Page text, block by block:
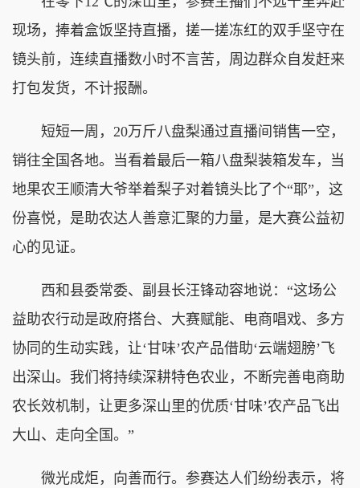
现场，捧着盒饭坚持直播，搓一搓冻红的双手坚守在
镜头前，连续直播数小时不言苦，周边群众自发赶来
打包发货，不计报酬。
短短一周，20万斤八盘梨通过直播间销售一空，
销往全国各地。当看着最后一箱八盘梨装箱发车，当
地果农王顺清大爷举着梨子对着镜头比了个“耶”，这
份喜悦，是助农达人善意汇聚的力量，是大赛公益初
心的见证。
西和县委常委、副县长汪锋动容地说：“这场公
益助农行动是政府搭台、大赛赋能、电商唱戏、多方
协同的生动实践，让‘甘味’农产品借助‘云端翅膀’飞
出深山。我们将持续深耕特色农业，不断完善电商助
农长效机制，让更多深山里的优质‘甘味’农产品飞出
大山、走向全国。”
微光成炬，向善而行。参赛达人们纷纷表示，将